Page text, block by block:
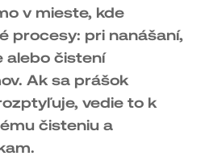
v mieste, kde
procesy: pri nanášaní,
alebo čistení
Ak sa prášok
vedie to k
čisteniu a